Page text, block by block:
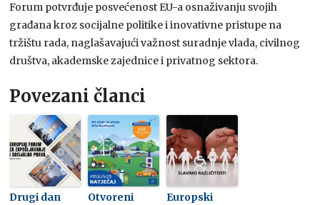
Forum potvrđuje posvećenost EU-a osnaživanju svojih
građana kroz socijalne politike i inovativne pristupe na
tržištu rada, naglašavajući važnost suradnje vlada, civilnog
društva, akademske zajednice i privatnog sektora.
Povezani članci
Drugi dan
Otvoreni
Europski